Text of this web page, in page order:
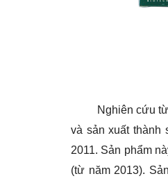
Nghiên cứu
và sản xuất thành
2011. Sản phẩm
(từ năm 2013).